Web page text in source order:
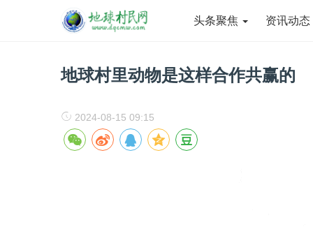
头条聚焦 资讯动态
地球村里动物是这样合作共赢的
2024-08-15 09:15